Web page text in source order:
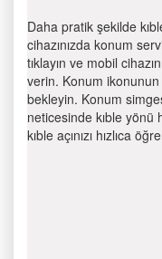
Daha pratik şekilde
cihazınızda konum
tıklayın ve mobil
verin. Konum ikonunun
bekleyin. Konum
neticesinde kıble yönü
kıble açınızı hızlıca